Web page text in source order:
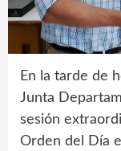
En la tarde de
Junta
sesión
Orden del Día